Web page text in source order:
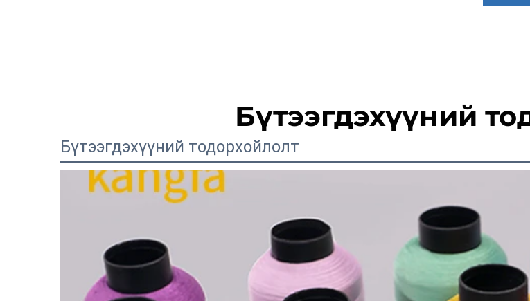
Бүтээгдэхүүний
Бүтээгдэхүүний тодорхойлолт